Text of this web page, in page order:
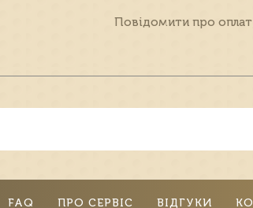
Повідомити про
FAQ ПРО СЕРВІС ВІДГУКИ